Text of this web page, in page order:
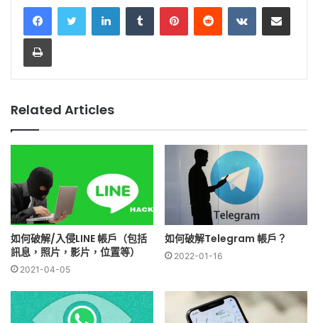
LinkedIn Tumblr PinterestReddit VKontakte
Print
Related Articles
如何破解/入侵LINE 帳戶（包括
訊息，照片，影片，位置等）
2021-04-05
如何破解Telegram 帳戶？
2022-01-16